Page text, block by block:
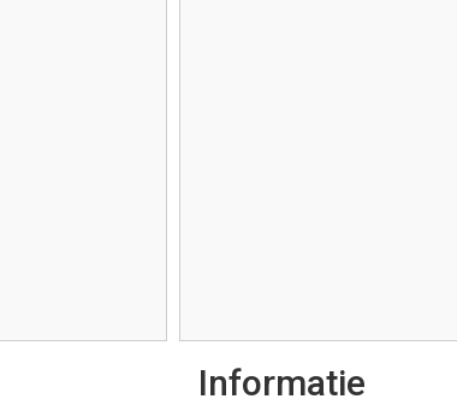
Informatie